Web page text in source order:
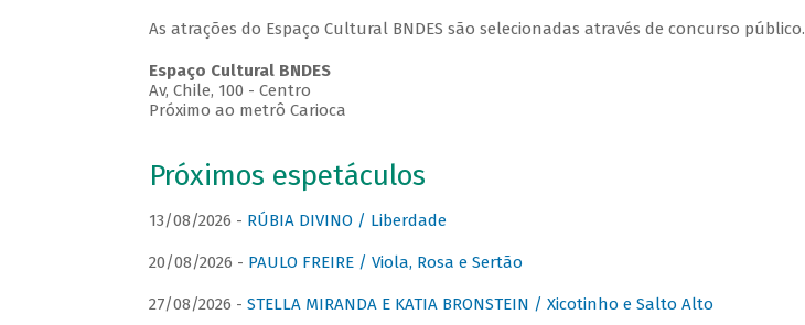
As atrações do Espaço Cultural BNDES são selecionadas através de concurso público.
Espaço Cultural BNDES
Av, Chile, 100 - Centro
Próximo ao metrô Carioca
Próximos espetáculos
13/08/2026 - RÚBIA DIVINO / Liberdade
20/08/2026 - PAULO FREIRE / Viola, Rosa e Sertão
27/08/2026 - STELLA MIRANDA E KATIA BRONSTEIN / Xicotinho e Salto Alto